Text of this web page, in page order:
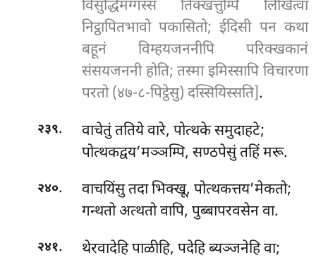
विसुद्धिमग्गस्स तिक्खत्तुम्पि लिखित्वा
निट्ठापितभावो पकासितो; ईदिसी पन कथा
बहूनं विम्हयजननीपि परिक्खकानं
संसयजननी होति; तस्मा इमिस्सापि विचारणा
परतो (४७-८-पिट्ठेसु) दस्सियिस्सति].
२३९.
वाचेतुं ततिये वारे, पोत्थके समुदाहटे;
पोत्थकद्वय’मञ्ञम्पि, सण्ठपेसुं तहिं मरू.
२४०.
वाचयिंसु तदा भिक्खू, पोत्थकत्तय’मेकतो;
गन्थतो अत्थतो वापि, पुब्बापरवसेन वा.
२४१.
थेरवादेहि पाळीहि, पदेहि ब्यञ्जनेहि वा;